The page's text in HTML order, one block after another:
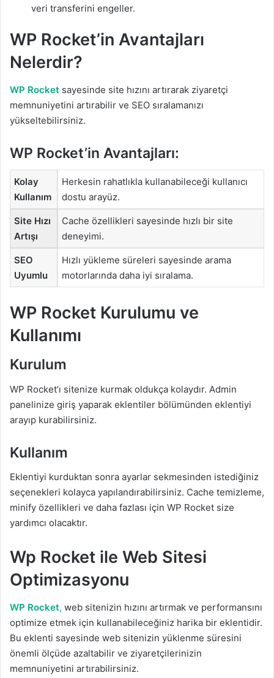
veri transferini engeller.
WP Rocket’in Avantajları
Nelerdir?
WP Rocket sayesinde site hızını artırarak ziyaretçi
memnuniyetini artırabilir ve SEO sıralamanızı
yükseltebilirsiniz.
WP Rocket’in Avantajları:
Kolay
Kullanım
Herkesin rahatlıkla kullanabileceği kullanıcı
dostu arayüz.
Site Hızı
Artışı
Cache özellikleri sayesinde hızlı bir site
deneyimi.
SEO
Uyumlu
Hızlı yükleme süreleri sayesinde arama
motorlarında daha iyi sıralama.
WP Rocket Kurulumu ve
Kullanımı
Kurulum
WP Rocket’ı sitenize kurmak oldukça kolaydır. Admin
panelinize giriş yaparak eklentiler bölümünden eklentiyi
arayıp kurabilirsiniz.
Kullanım
Eklentiyi kurduktan sonra ayarlar sekmesinden istediğiniz
seçenekleri kolayca yapılandırabilirsiniz. Cache temizleme,
minify özellikleri ve daha fazlası için WP Rocket size
yardımcı olacaktır.
Wp Rocket ile Web Sitesi
Optimizasyonu
WP Rocket, web sitenizin hızını artırmak ve performansını
optimize etmek için kullanabileceğiniz harika bir eklentidir.
Bu eklenti sayesinde web sitenizin yüklenme süresini
önemli ölçüde azaltabilir ve ziyaretçilerinizin
memnuniyetini artırabilirsiniz.